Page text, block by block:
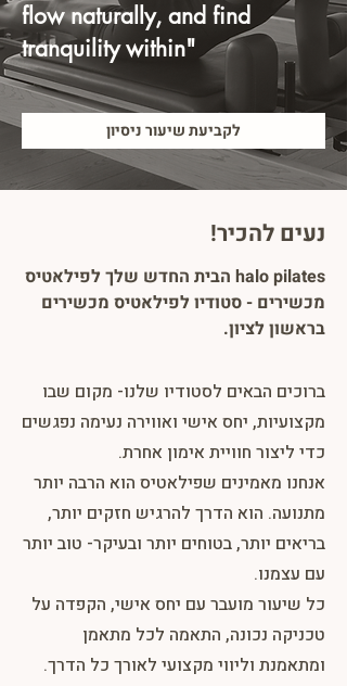
flow naturally, and find
tranquility within"
לקביעת שיעור ניסיון
נעים להכיר!
halo pilates הבית החדש שלך לפילאטיס
מכשירים - סטודיו לפילאטיס מכשירים
בראשון לציון.
ברוכים הבאים לסטודיו שלנו- מקום שבו
מקצועיות, יחס אישי ואווירה נעימה נפגשים
כדי ליצור חוויית אימון אחרת.
אנחנו מאמינים שפילאטיס הוא הרבה יותר
מתנועה. הוא הדרך להרגיש חזקים יותר,
בריאים יותר, בטוחים יותר ובעיקר- טוב יותר
עם עצמנו.
כל שיעור מועבר עם יחס אישי, הקפדה על
טכניקה נכונה, התאמה לכל מתאמן
ומתאמנת וליווי מקצועי לאורך כל הדרך.